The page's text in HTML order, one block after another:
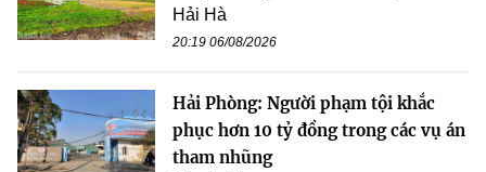
Hải Hà
20:19 06/08/2026
Hải Phòng: Người phạm tội khắc
phục hơn 10 tỷ đồng trong các vụ án
tham nhũng